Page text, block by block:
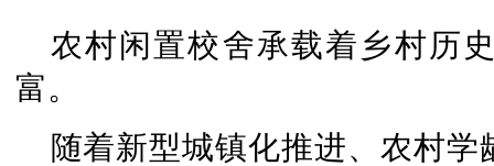
农村闲置校舍承载着乡村历
富。
随着新型城镇化推进、农村